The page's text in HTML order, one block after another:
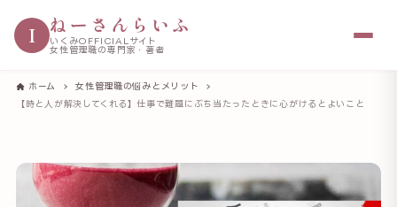
I ねーさんらいふ
いくみOFFICIALサイト
女性管理職の専門家・著者
ホーム
女性管理職の悩みとメリット
【時と人が解決してくれる】仕事で難題にぶち当たったときに心がけるとよいこと